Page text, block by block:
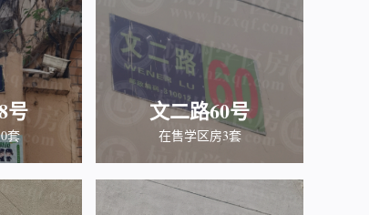
号
套
文二路60号
在售学区房3套